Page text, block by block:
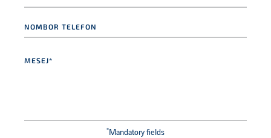
telefon
* Mandatory fields